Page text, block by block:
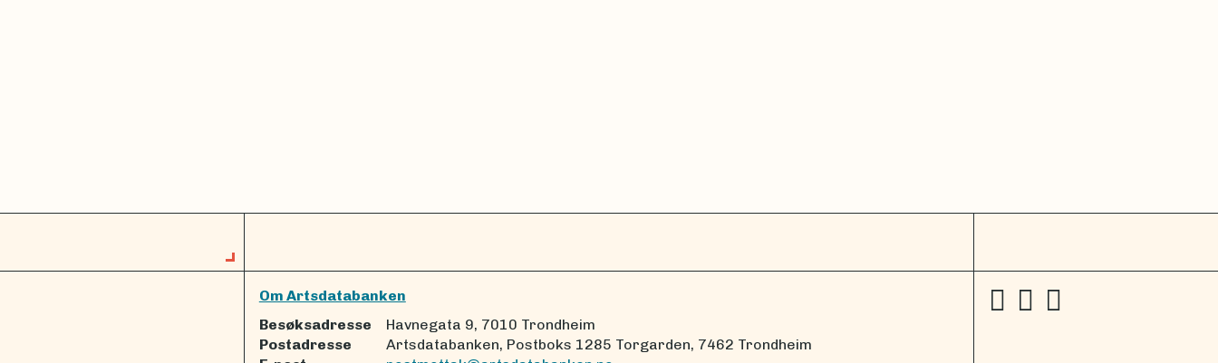
Om Artsdatabanken
Besøksadresse
Havnegata 9, 7010 Trondheim
Postadresse
Artsdatabanken, Postboks 1285 Torgarden, 7462 Trondheim